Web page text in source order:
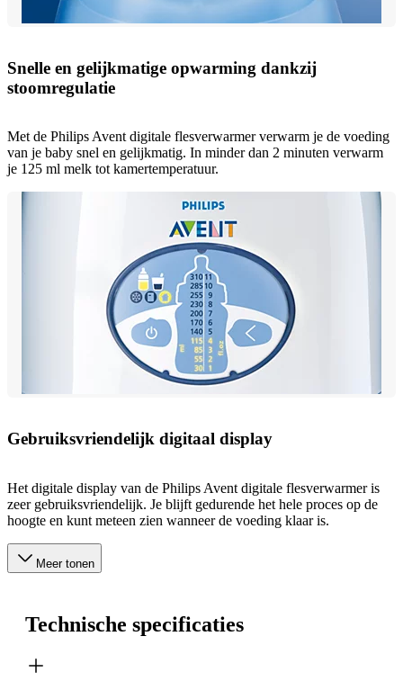
Snelle en gelijkmatige opwarming dankzij
stoomregulatie
Met de Philips Avent digitale flesverwarmer verwarm je de voeding
van je baby snel en gelijkmatig. In minder dan 2 minuten verwarm
je 125 ml melk tot kamertemperatuur.
Gebruiksvriendelijk digitaal display
Het digitale display van de Philips Avent digitale flesverwarmer is
zeer gebruiksvriendelijk. Je blijft gedurende het hele proces op de
hoogte en kunt meteen zien wanneer de voeding klaar is.
Meer tonen
Technische specificaties